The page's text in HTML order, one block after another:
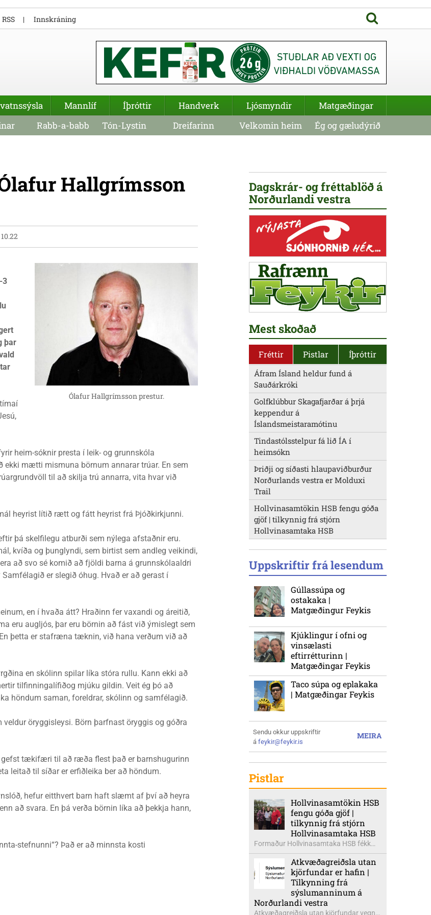
Hallgrímsson
Ólafur Hallgrímsson prestur.
3
þar
heim-sóknir presta í leik- og grunnskóla
ekki mætti mismuna börnum annarar trúar. En sem
til að skilja trú annarra, vita hvar við
heyrist lítið rætt og fátt heyrist frá Þjóðkirkjunni.
þá skelfilegu atburði sem nýlega afstaðnir eru.
kvíða og þunglyndi, sem birtist sem andleg veikindi,
að svo sé komið að fjöldi barna á grunnskólaaldri
er slegið óhug. Hvað er að gerast í
en í hvaða átt? Hraðinn fer vaxandi og áreitið,
eru augljós, þar eru börnin að fást við ýmislegt sem
þetta er stafræna tæknin, við hana verðum við að
en skólinn spilar líka stóra rullu. Kann ekki að
tilfinningalífiðog mjúku gildin. Veit ég þó að
höndum saman, foreldrar, skólinn og samfélagið.
öryggisleysi. Börn þarfnast öryggis og góðra
tækifæri til að ræða flest það er barnshugurinn
leitað til síðar er erfiðleika ber að höndum.
hefur eitthvert barn haft slæmt af því að heyra
að svara. En þá verða börnin líka að þekkja hann,
stefnunni“? Það er að minnsta kosti
Dagskrár- og fréttablöð á
Norðurlandi vestra
Mest skoðað
Fréttir Pistlar Íþróttir
Áfram Ísland heldur fund á
Sauðárkróki
Golfklúbbur Skagafjarðar á þrjá
keppendur á
Íslandsmeistaramótinu
Tindastólsstelpur fá lið ÍA í
heimsókn
Þriðji og síðasti hlaupaviðburður
Norðurlands vestra er Molduxi
Trail
Hollvinasamtökin HSB fengu góða
gjöf | tilkynnig frá stjórn
Hollvinasamtaka HSB
Uppskriftir frá lesendum
Gúllassúpa og
ostakaka |
Matgæðingur Feykis
Kjúklingur í ofni og
vinsælasti
eftirrétturinn |
Matgæðingar Feykis
Taco súpa og eplakaka
| Matgæðingar Feykis
MEIRA
Sendu okkur uppskriftir
á feykir@feykir.is
Pistlar
Hollvinasamtökin HSB
fengu góða gjöf |
tilkynnig frá stjórn
Hollvinasamtaka HSB
Formaður Hollvinasamtaka HSB fékk
heldur betur góða heimsók þann 5.
ágúst síðastliðinn. Þarna voru mættar
þær Ingibjörg á Auðólfsstöðum
formaður Kvenfélags
Bólstaðarhlíðarhrepps og Guðrún á
Auðkúlu formaður Kvenfélags
Atkvæðagreiðsla utan
kjörfundar er hafin |
Tilkynning frá
sýslumanninum á
Norðurlandi vestra
Atkvæðagreiðsla utan kjörfundar vegna
RSS Innskráning
Mannlíf Íþróttir Handverk Ljósmyndir
Matgæðingar
Rabb-a-babb Tón-Lystin Dreifarinn Velkomin heim Ég og gæludýrið